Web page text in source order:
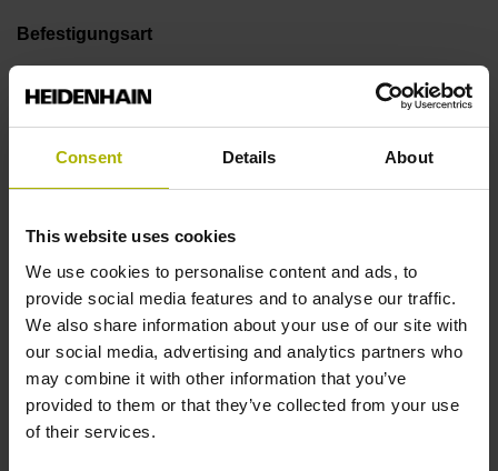
Consent Details About
This website uses cookies
We use cookies to personalise content and ads, to
provide social media features and to analyse our traffic.
We also share information about your use of our site with
our social media, advertising and analytics partners who
may combine it with other information that you’ve
provided to them or that they’ve collected from your use
of their services.
Befestigungsart
Datenschnittstelle
Inkrementalsignalen
Spannungsversorgung
3,6 V ... 14 V
Elektrischer Anschluss